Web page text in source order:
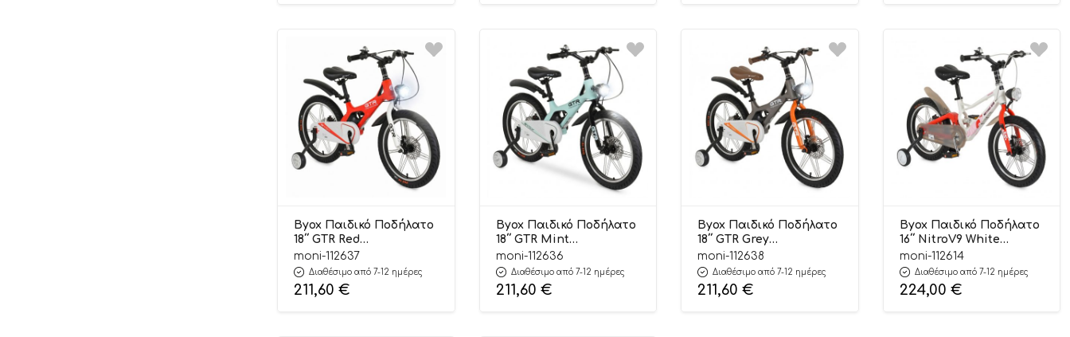
Byox Παιδικό Ποδήλατο
18΄΄ GTR Red
3800146203597
moni-112637
Διαθέσιμο από 7-12 ημέρες
211,60 €
Byox Παιδικό Ποδήλατο
18΄΄ GTR Mint
3800146203580
moni-112636
Διαθέσιμο από 7-12 ημέρες
211,60 €
Byox Παιδικό Ποδήλατο
18΄΄ GTR Grey
3800146203603
moni-112638
Διαθέσιμο από 7-12 ημέρες
211,60 €
Byox Παιδικό Ποδήλατο
16΄΄ NitroV9 White
3800146203573
moni-112614
Διαθέσιμο από 7-12 ημέρες
224,00 €